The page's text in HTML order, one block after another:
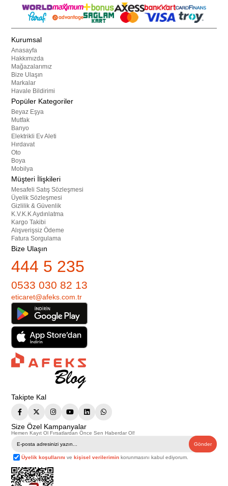
Kurumsal
Anasayfa
Hakkımızda
Mağazalarımız
Bize Ulaşın
Markalar
Havale Bildirimi
Popüler Kategoriler
Beyaz Eşya
Mutfak
Banyo
Elektrikli Ev Aleti
Hırdavat
Oto
Boya
Mobilya
Müşteri İlişkileri
Mesafeli Satış Sözleşmesi
Üyelik Sözleşmesi
Gizlilik & Güvenlik
K.V.K.K Aydınlatma
Kargo Takibi
Alışverişsiz Ödeme
Fatura Sorgulama
Bize Ulaşın
444 5 235
0533 030 82 13
eticaret@afeks.com.tr
Takipte Kal
Size Özel Kampanyalar
Hemen Kayıt Ol Fırsatlardan Önce Sen Haberdar Ol!
Gönder
Üyelik koşullarını vekişisel verilerimin korunmasını kabul ediyorum.